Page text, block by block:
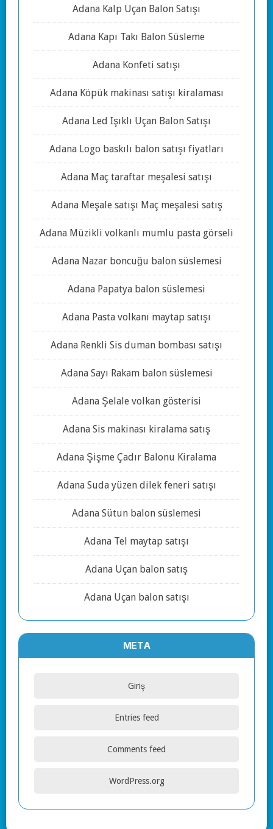
Adana Kalp Uçan Balon Satışı
Adana Kapı Takı Balon Süsleme
Adana Konfeti satışı
Adana Köpük makinası satışı kiralaması
Adana Led Işıklı Uçan Balon Satışı
Adana Logo baskılı balon satışı fiyatları
Adana Maç taraftar meşalesi satışı
Adana Meşale satışı Maç meşalesi satış
Adana Müzikli volkanlı mumlu pasta görseli
Adana Nazar boncuğu balon süslemesi
Adana Papatya balon süslemesi
Adana Pasta volkanı maytap satışı
Adana Renkli Sis duman bombası satışı
Adana Sayı Rakam balon süslemesi
Adana Şelale volkan gösterisi
Adana Sis makinası kiralama satış
Adana Şişme Çadır Balonu Kiralama
Adana Suda yüzen dilek feneri satışı
Adana Sütun balon süslemesi
Adana Tel maytap satışı
Adana Uçan balon satış
Adana Uçan balon satışı
META
Giriş
Entries feed
Comments feed
WordPress.org